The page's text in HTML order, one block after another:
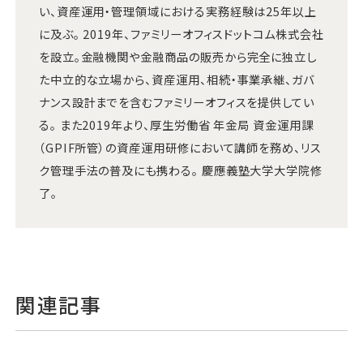
い、資産運用・管理領域における実務経験は25年以上
に及ぶ。 2019年、ファミリーオフィスドットコム株式会社
を設立。金融機関や金融商品の販売から完全に独立し
た中立的な立場から、資産運用、相続・事業承継、ガバ
ナンス設計までを含むファミリーオフィスを提供してい
る。 また2019年より、厚生労働省 年金局 資金運用課
（GPIF所管）の資産運用研修において講師を務め、リス
ク管理手法の普及にも携わる。 慶應義塾大学大学院修
了。
関連記事